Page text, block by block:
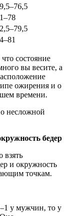
состояние
вы весите, а
ожирения и о
времени.
несложной
бедер
взять
и окружность
точкам.
у мужчин, то у